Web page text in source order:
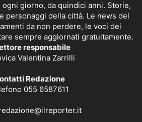
giorno, da quindici anni. Storie,
personaggi della città. Le news del
da non perdere, le voci dei
sempre aggiornati gratuitamente.
responsabile
Valentina Zarrilli
Redazione
055 6587611